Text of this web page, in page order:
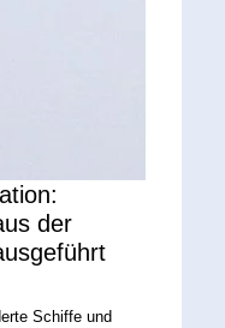
der
Schiffe und